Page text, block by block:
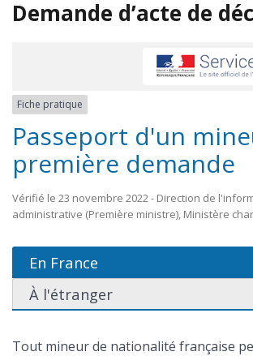
Demande d’acte de
Fiche pratique
Passeport d'un
première demande
Vérifié le 23 novembre 2022 - Direction de
administrative (Première ministre), Ministère
En France
À l'étranger
Tout mineur de nationalité française